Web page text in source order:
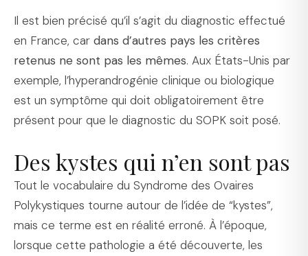
Il est bien précisé qu’il s’agit du diagnostic effectué
en France, car dans d’autres pays les critères
retenus ne sont pas les mêmes. Aux États-Unis par
exemple, l’hyperandrogénie clinique ou biologique
est un symptôme qui doit obligatoirement être
présent pour que le diagnostic du SOPK soit posé.
Des kystes qui n’en sont pas
Tout le vocabulaire du Syndrome des Ovaires
Polykystiques tourne autour de l’idée de “kystes”,
mais ce terme est en réalité erroné. À l’époque,
lorsque cette pathologie a été découverte, les